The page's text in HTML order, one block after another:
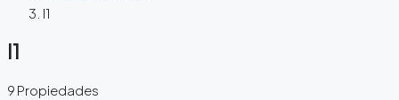
I1
I1
9 Propiedades